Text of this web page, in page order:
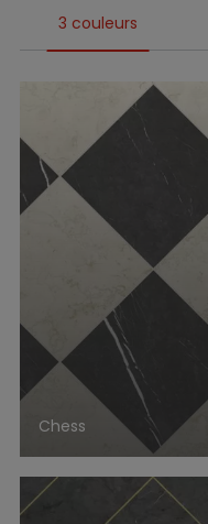
3 couleurs
Chess